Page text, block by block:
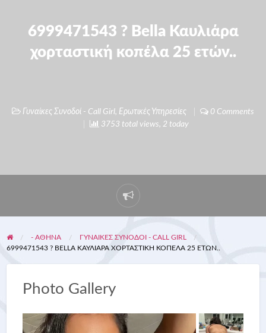
6999471543 ? Bella Καυλιάρα
χορταστική κοπέλα 25 ετών..
Γυναίκες Συνοδοί - Call Girl, Ερωτικές Υπηρεσίες
0 Comments
3753 total views, 2 today
- ΑΘΗΝΑ
ΓΥΝΑΊΚΕΣ ΣΥΝΟΔΟΊ - CALL GIRL
6999471543 ? BELLA ΚΑΥΛΙΆΡΑ ΧΟΡΤΑΣΤΙΚΉ ΚΟΠΈΛΑ 25 ΕΤΏΝ..
Photo Gallery